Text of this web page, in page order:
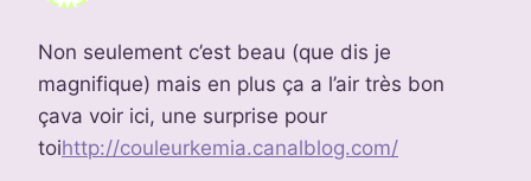
Non seulement c’est beau (que dis je
magnifique) mais en plus ça a l’air très bon
çava voir ici, une surprise pour
toihttp://couleurkemia.canalblog.com/